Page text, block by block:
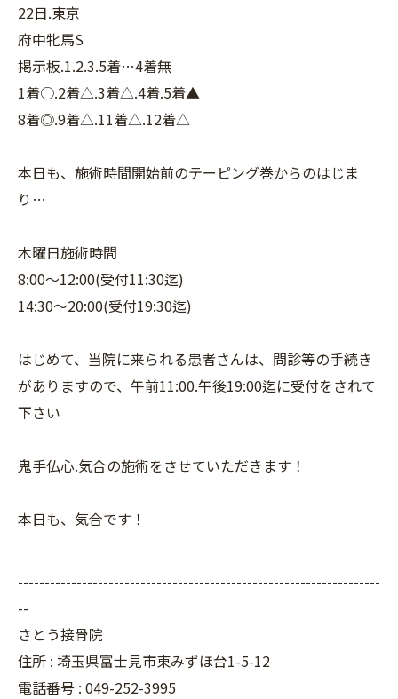
22日.東京
府中牝馬S
掲示板.1.2.3.5着…4着無
1着○.2着△.3着△.4着.5着▲
8着◎.9着△.11着△.12着△
本日も、施術時間開始前のテーピング巻からのはじま
り…
木曜日施術時間
8:00〜12:00(受付11:30迄)
14:30〜20:00(受付19:30迄)
はじめて、当院に来られる患者さんは、問診等の手続き
がありますので、午前11:00.午後19:00迄に受付をされて
下さい
鬼手仏心.気合の施術をさせていただきます！
本日も、気合です！
--------------------------------------------------------------------
--
さとう接骨院
住所 : 埼玉県富士見市東みずほ台1-5-12
電話番号 : 049-252-3995